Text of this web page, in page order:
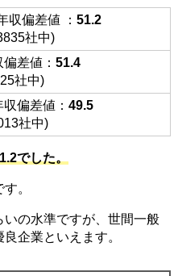
収偏差値 ：51.2
社中)
偏差値：51.4
社中)
収偏差値：49.5
社中)
でした。
。
いの水準ですが、世間一般
企業といえます。